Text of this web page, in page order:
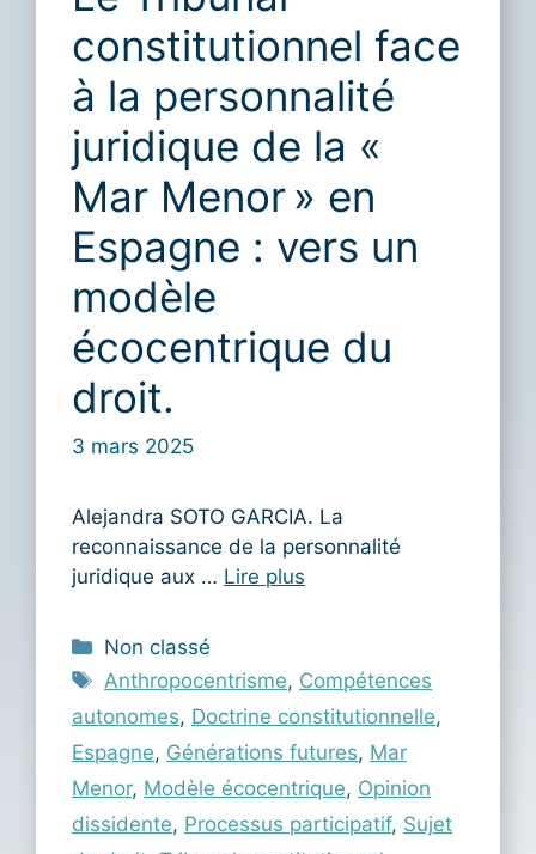
constitutionnel face
à la personnalité
juridique de la «
Mar Menor » en
Espagne : vers un
modèle
écocentrique du
droit.
3 mars 2025
Alejandra SOTO GARCIA. La
reconnaissance de la personnalité
juridique aux … Lire plus
Catégories
Non classé
Étiquettes
Anthropocentrisme, Compétences
autonomes, Doctrine constitutionnelle,
Espagne, Générations futures, Mar
Menor, Modèle écocentrique, Opinion
dissidente, Processus participatif, Sujet